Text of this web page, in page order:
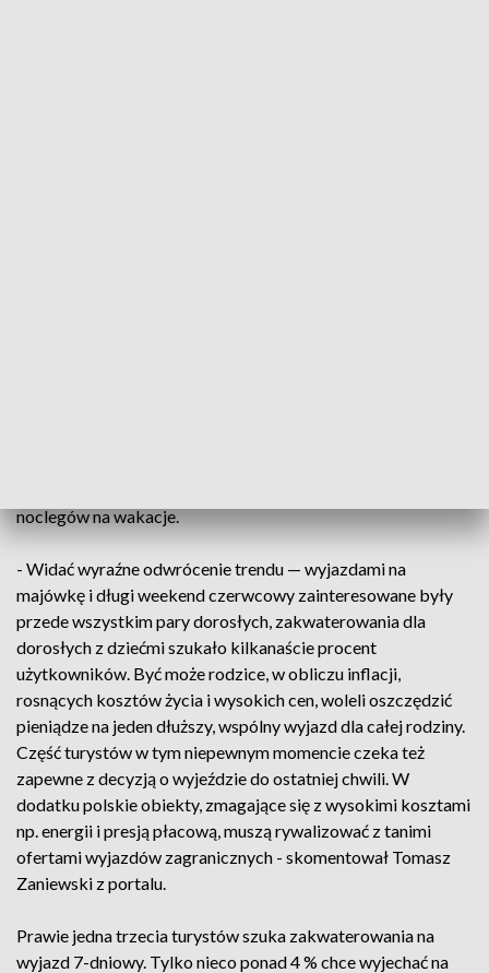
noclegów na wakacje.
- Widać wyraźne odwrócenie trendu — wyjazdami na
majówkę i długi weekend czerwcowy zainteresowane były
przede wszystkim pary dorosłych, zakwaterowania dla
dorosłych z dziećmi szukało kilkanaście procent
użytkowników. Być może rodzice, w obliczu inflacji,
rosnących kosztów życia i wysokich cen, woleli oszczędzić
pieniądze na jeden dłuższy, wspólny wyjazd dla całej rodziny.
Część turystów w tym niepewnym momencie czeka też
zapewne z decyzją o wyjeździe do ostatniej chwili. W
dodatku polskie obiekty, zmagające się z wysokimi kosztami
np. energii i presją płacową, muszą rywalizować z tanimi
ofertami wyjazdów zagranicznych - skomentował Tomasz
Zaniewski z portalu.
Prawie jedna trzecia turystów szuka zakwaterowania na
wyjazd 7-dniowy. Tylko nieco ponad 4 % chce wyjechać na